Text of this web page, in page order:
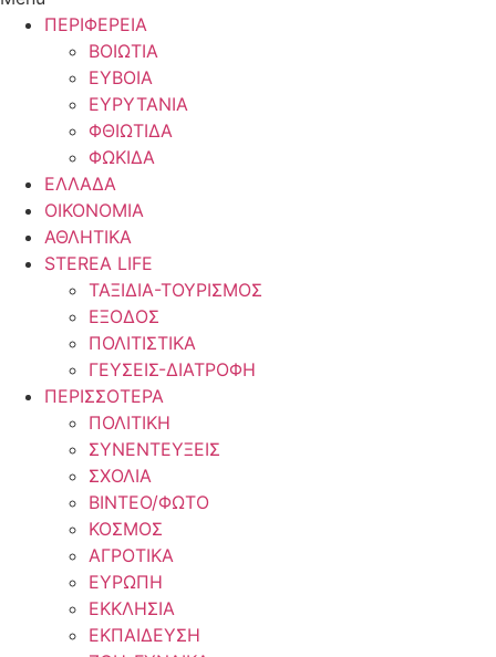
ΠΕΡΙΦΕΡΕΙΑ
ΒΟΙΩΤΙΑ
ΕΥΒΟΙΑ
ΕΥΡΥΤΑΝΙΑ
ΦΘΙΩΤΙΔΑ
ΦΩΚΙΔΑ
ΕΛΛΑΔΑ
ΟΙΚΟΝΟΜΙΑ
ΑΘΛΗΤΙΚΑ
STEREA LIFE
ΤΑΞΙΔΙΑ-ΤΟΥΡΙΣΜΟΣ
ΕΞΟΔΟΣ
ΠΟΛΙΤΙΣΤΙΚΑ
ΓΕΥΣΕΙΣ-ΔΙΑΤΡΟΦΗ
ΠΕΡΙΣΣΟΤΕΡΑ
ΠΟΛΙΤΙΚΗ
ΣΥΝΕΝΤΕΥΞΕΙΣ
ΣΧΟΛΙΑ
ΒΙΝΤΕΟ/ΦΩΤΟ
ΚΟΣΜΟΣ
ΑΓΡΟΤΙΚΑ
ΕΥΡΩΠΗ
ΕΚΚΛΗΣΙΑ
ΕΚΠΑΙΔΕΥΣΗ